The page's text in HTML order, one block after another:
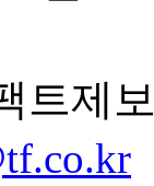
트제